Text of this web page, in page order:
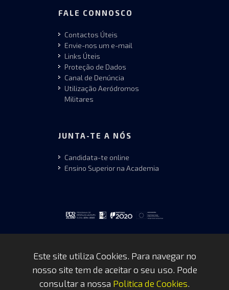
FALE CONNOSCO
Contactos Úteis
Envie-nos um e-mail
Links Úteis
Proteção de Dados
Canal de Denúncia
Utilização Aeródromos
Militares
JUNTA-TE A NÓS
Candidata-te online
Ensino Superior na Academia
Copyrights © 2026 by FAP - DCSI -
Este site utiliza Cookies. Para navegar no
nosso site tem de aceitar o seu uso. Pode
consultar a nossa Politica de Cookies.